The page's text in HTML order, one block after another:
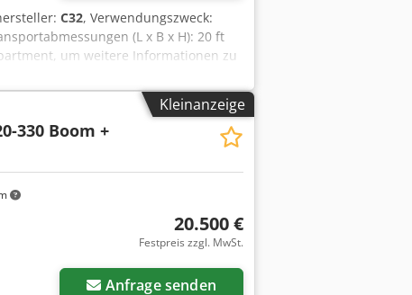
C32, Verwendungszweck:
(L x B x H): 20 ft
um weitere Informationen zu
das nach individuellen
optimale Sicherheit. Rund um die
Vorrat, direkt lieferbar.Kleinanzeige
330 Boom +
20.500 €
Festpreis zzgl. MwSt.
Anfrage senden